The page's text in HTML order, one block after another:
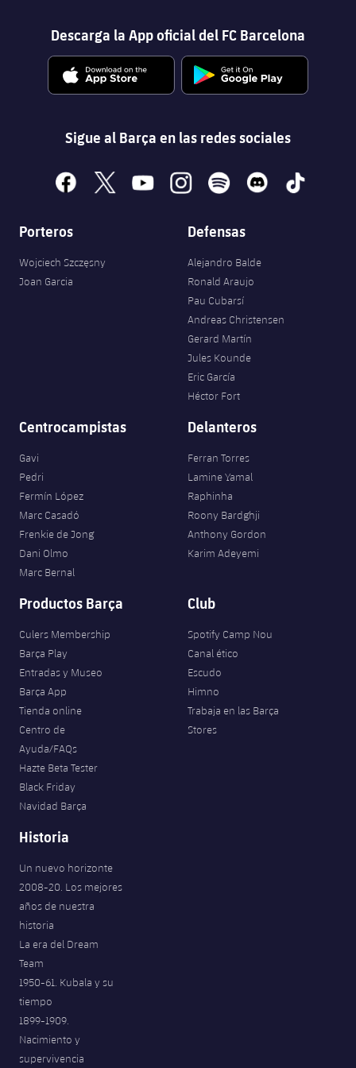
Descarga la App oficial del FC Barcelona
Sigue al Barça en las redes sociales
facebook
x youtubeinstagramspotify discord tiktok
Porteros
Wojciech Szczęsny
Joan Garcia
Defensas
Alejandro Balde
Ronald Araujo
Pau Cubarsí
Andreas Christensen
Gerard Martín
Jules Kounde
Eric García
Héctor Fort
Centrocampistas
Gavi
Pedri
Fermín López
Marc Casadó
Frenkie de Jong
Dani Olmo
Marc Bernal
Delanteros
Ferran Torres
Lamine Yamal
Raphinha
Roony Bardghji
Anthony Gordon
Karim Adeyemi
Productos Barça
Culers Membership
Barça Play
Entradas y Museo
Barça App
Tienda online
Centro de
Ayuda/FAQs
Hazte Beta Tester
Black Friday
Navidad Barça
Club
Spotify Camp Nou
Canal ético
Escudo
Himno
Trabaja en las Barça
Stores
Historia
Un nuevo horizonte
2008-20. Los mejores
años de nuestra
historia
La era del Dream
Team
1950-61. Kubala y su
tiempo
1899-1909.
Nacimiento y
supervivencia